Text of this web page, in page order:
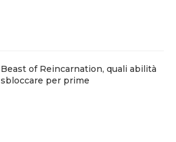
Beast of Reincarnation, quali abilità
sbloccare per prime